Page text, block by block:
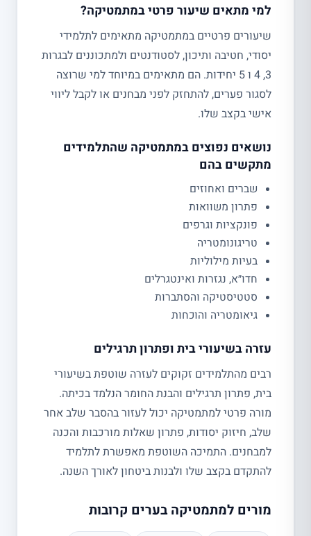
למי מתאים שיעור פרטי במתמטיקה?
שיעורים פרטיים במתמטיקה מתאימים לתלמידי
יסודי, חטיבה ותיכון, לסטודנטים ולמתכוננים לבגרות
3, 4 ו 5 יחידות. הם מתאימים במיוחד למי שרוצה
לסגור פערים, להתחזק לפני מבחנים או לקבל ליווי
אישי בקצב שלו.
נושאים נפוצים במתמטיקה שהתלמידים
מתקשים בהם
שברים ואחוזים
פתרון משוואות
פונקציות וגרפים
טריגונומטריה
בעיות מילוליות
חדו״א, נגזרות ואינטגרלים
סטטיסטיקה והסתברות
גיאומטריה והוכחות
עזרה בשיעורי בית ופתרון תרגילים
רבים מהתלמידים זקוקים לעזרה שוטפת בשיעורי
בית, פתרון תרגילים והבנת החומר הנלמד בכיתה.
מורה פרטי למתמטיקה יכול לעזור בהסבר שלב אחר
שלב, חיזוק יסודות, פתרון שאלות מורכבות והכנה
למבחנים. התמיכה השוטפת מאפשרת לתלמיד
להתקדם בקצב שלו ולבנות ביטחון לאורך השנה.
מורים למתמטיקה בערים קרובות